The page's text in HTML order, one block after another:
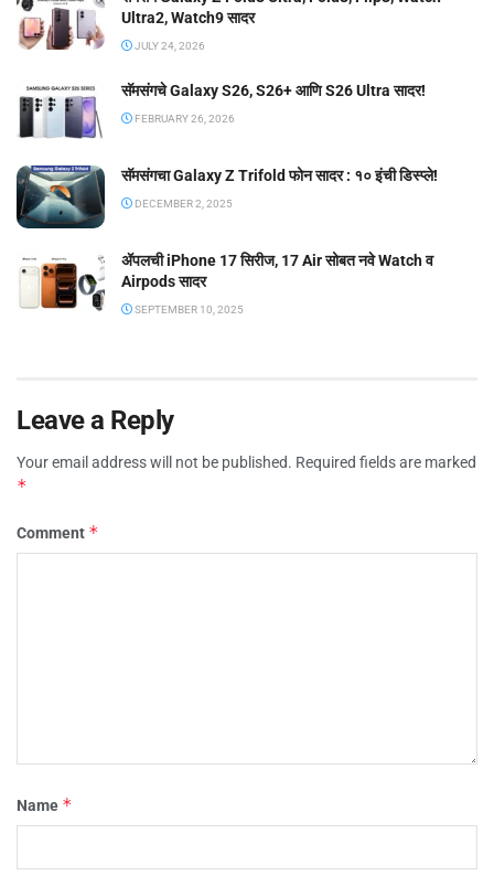
Ultra2, Watch9 सादर
JULY 24, 2026
सॅमसंगचे Galaxy S26, S26+ आणि S26 Ultra सादर!
FEBRUARY 26, 2026
सॅमसंगचा Galaxy Z Trifold फोन सादर : १० इंची डिस्प्ले!
DECEMBER 2, 2025
ॲपलची iPhone 17 सिरीज, 17 Air सोबत नवे Watch व
Airpods सादर
SEPTEMBER 10, 2025
Leave a Reply
Your email address will not be published. Required fields are marked
*
Comment *
Name *